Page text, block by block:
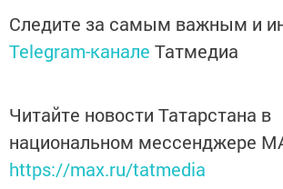
Следите за самым важным и
Telegram-канале Татмедиа
Читайте новости Татарстана в
национальном мессенджере
https://max.ru/tatmedia